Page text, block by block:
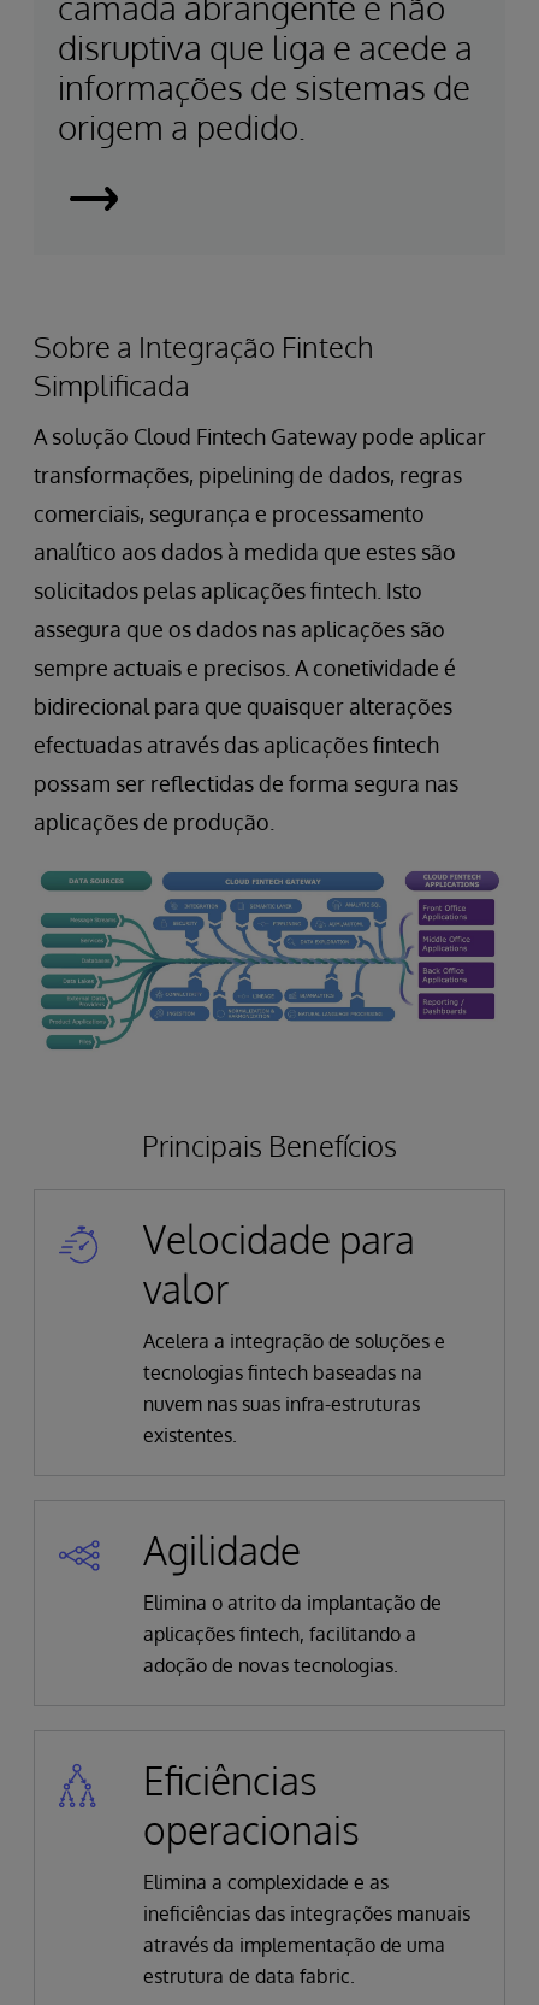
disruptiva que liga e acede a
informações de sistemas de
origem a pedido.
Smart
Sobre a Integração Fintech
Simplificada
A solução Cloud Fintech Gateway pode aplicar
transformações, pipelining de dados, regras
comerciais, segurança e processamento
analítico aos dados à medida que estes são
solicitados pelas aplicações fintech. Isto
assegura que os dados nas aplicações são
sempre actuais e precisos. A conetividade é
bidirecional para que quaisquer alterações
efectuadas através das aplicações fintech
possam ser reflectidas de forma segura nas
aplicações de produção.
Principais Benefícios
Velocidade para
valor
Acelera a integração de soluções e
tecnologias fintech baseadas na
nuvem nas suas infra-estruturas
existentes.
Agilidade
Elimina o atrito da implantação de
aplicações fintech, facilitando a
adoção de novas tecnologias.
Eficiências
operacionais
Elimina a complexidade e as
ineficiências das integrações manuais
através da implementação de uma
estrutura de data fabric.